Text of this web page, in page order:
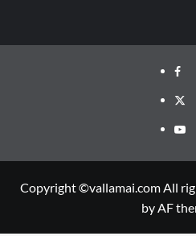
Copyright ©vallamai.com All
by AF